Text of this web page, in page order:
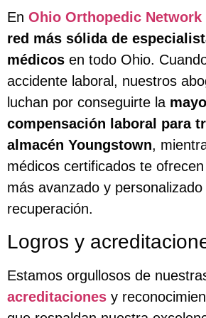
En Ohio Orthopedic Network
red más sólida de
médicos en todo Ohio.
accidente laboral, nuestros
luchan por conseguirte la
compensación laboral para
almacén Youngstown,
médicos certificados te
más avanzado y
recuperación.
Logros y
Estamos orgullosos de
acreditaciones y